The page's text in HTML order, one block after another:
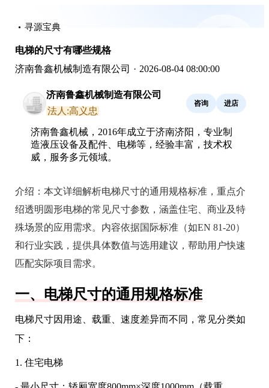
寻源宝典
电梯的尺寸有哪些规格
济南鲁鑫机械制造有限公司 · 2026-08-04 08:00:00
济南鲁鑫机械制造有限公司
法人:高义忠
咨询 进店
济南鲁鑫机械，2016年成立于济南济阳，专业制
造液压设备及配件、电梯等，经验丰富，技术权
威，服务多元领域。
介绍： 本文详细解析电梯尺寸的通用规格标准，重点介
绍透明圆形电梯的常见尺寸参数，涵盖住宅、商业及特
殊场景的应用需求。内容依据国际标准（如EN 81-20）
和行业实践，提供具体数值与选用建议，帮助用户快速
匹配实际项目需求。
一、电梯尺寸的通用规格标准
电梯尺寸因用途、载重、速度差异而不同，常见分类如
下：
1. 住宅电梯